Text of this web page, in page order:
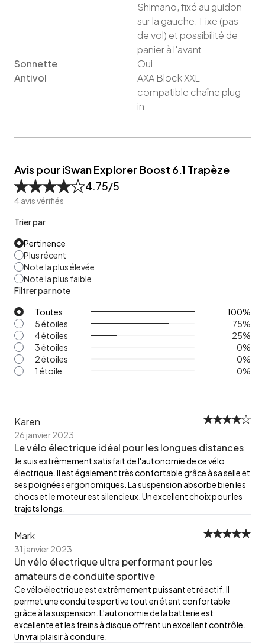
Shimano, fixé au guidon
sur la gauche. Fixe (pas
de vol) et possibilité de
panier à l'avant
Sonnette
Oui
Antivol
AXA Block XXL
compatible chaîne plug-
in
Avis pour iSwan Explorer Boost 6.1 Trapèze
4.75/5
4avis vérifiés
Trier par
Pertinence
Plus récent
Note la plus élevée
Note la plus faible
Filtrer par note
Toutes
100%
5 étoiles
75%
4 étoiles
25%
3 étoiles
0%
2 étoiles
0%
1 étoile
0%
Karen
26 janvier 2023
Le vélo électrique idéal pour les longues distances
Je suis extrêmement satisfait de l'autonomie de ce vélo
électrique. Il est également très confortable grâce à sa selle et
ses poignées ergonomiques. La suspension absorbe bien les
chocs et le moteur est silencieux. Un excellent choix pour les
trajets longs.
Mark
31 janvier 2023
Un vélo électrique ultra performant pour les
amateurs de conduite sportive
Ce vélo électrique est extrêmement puissant et réactif. Il
permet une conduite sportive tout en étant confortable
grâce à la suspension. L'autonomie de la batterie est
excellente et les freins à disque offrent un excellent contrôle.
Un vrai plaisir à conduire.